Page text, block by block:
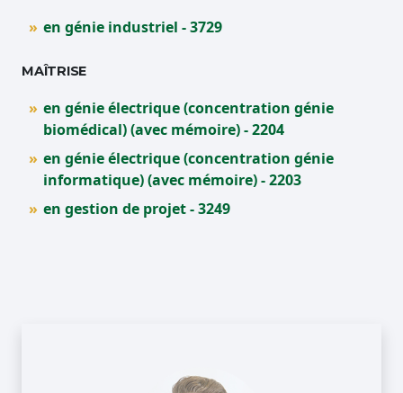
en génie industriel - 3729
MAÎTRISE
en génie électrique (concentration génie
biomédical) (avec mémoire) - 2204
en génie électrique (concentration génie
informatique) (avec mémoire) - 2203
en gestion de projet - 3249